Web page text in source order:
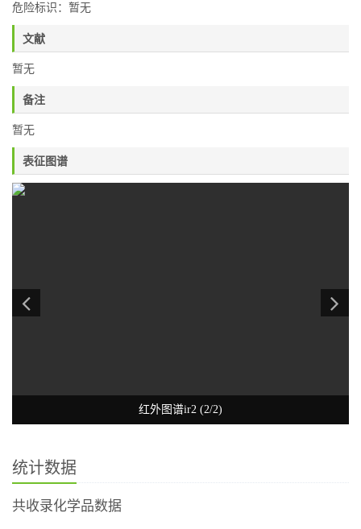
危险标识：暂无
文献
暂无
备注
暂无
表征图谱
红外图谱ir2 (2/2)
统计数据
共收录化学品数据